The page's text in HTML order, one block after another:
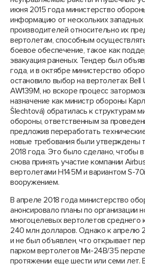
июня 2015 года министерство
информацию от нескольких западных
производителей относительно их
вертолетам, способным
боевое обеспечение, такое как
эвакуация раненых. Тендер был
года, и в октябре министерство
остановило выбор на вертолетах Bell
AW139M, но вскоре процесс
назначение как министр обороны
Šlechtová) обратилась к структурам
обороны, ответственным за
предложив переработать
новые требования были утверждены
2018 года. Это было сделано, чтобы
снова принять участие компании
вертолетами H145M и вариантом S-
вооружением.
В апреле 2018 года министерство
анонсировало планы по организации
многоцелевых вертолетов среднего
240 млн долларов. Однако к апрелю
и не был объявлен, что открывает
парком вертолетов Ми-24В/35
протяжении еще шести или семи лет.